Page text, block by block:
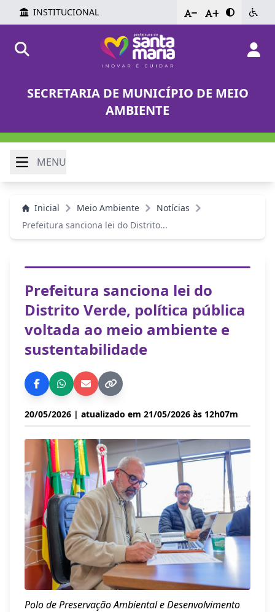
INSTITUCIONAL - +
SECRETARIA DE MUNICÍPIO DE MEIO
AMBIENTE
MENU
Inicial Meio Ambiente
Notícias
Prefeitura sanciona lei do Distrito...
Prefeitura sanciona lei do
Distrito Verde, política pública
voltada ao meio ambiente e
sustentabilidade
20/05/2026 | atualizado em 21/05/2026 às 12h07m
Polo de Preservação Ambiental e Desenvolvimento